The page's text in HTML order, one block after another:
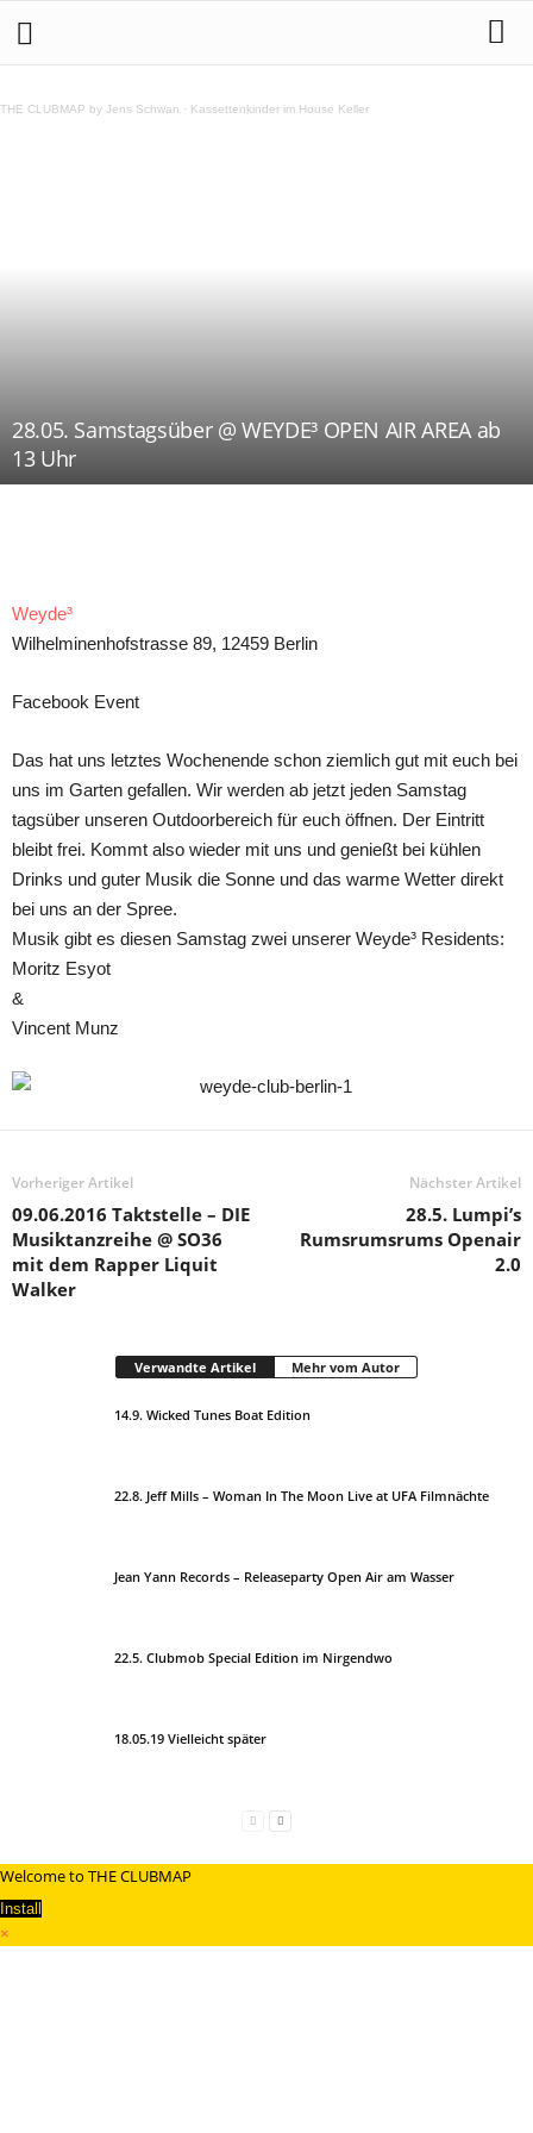
THE CLUBMAP by Jens Schwan · Kassettenkinder im House Keller
28.05. Samstagsüber @ WEYDE³ OPEN AIR AREA ab
13 Uhr
Weyde³
Wilhelminenhofstrasse 89, 12459 Berlin
Facebook Event
Das hat uns letztes Wochenende schon ziemlich gut mit euch bei
uns im Garten gefallen. Wir werden ab jetzt jeden Samstag
tagsüber unseren Outdoorbereich für euch öffnen. Der Eintritt
bleibt frei. Kommt also wieder mit uns und genießt bei kühlen
Drinks und guter Musik die Sonne und das warme Wetter direkt
bei uns an der Spree.
Musik gibt es diesen Samstag zwei unserer Weyde³ Residents:
Moritz Esyot
&
Vincent Munz
Vorheriger Artikel
09.06.2016 Taktstelle – DIE
Musiktanzreihe @ SO36
mit dem Rapper Liquit
Walker
Nächster Artikel
28.5. Lumpi’s
Rumsrumsrums Openair
2.0
Verwandte Artikel Mehr vom Autor
14.9. Wicked Tunes Boat Edition
22.8. Jeff Mills – Woman In The Moon Live at UFA Filmnächte
Jean Yann Records – Releaseparty Open Air am Wasser
22.5. Clubmob Special Edition im Nirgendwo
18.05.19 Vielleicht später
Welcome to THE CLUBMAP
Install
×